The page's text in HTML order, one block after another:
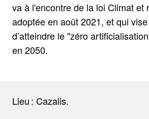
va à l'encontre de la loi Climat et
adoptée en août 2021, et qui vise
d’atteindre le "zéro
en 2050.
Lieu : Cazalis.